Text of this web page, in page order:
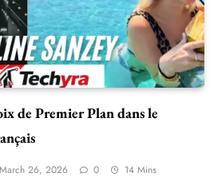
de Premier Plan dans le
March 26, 2026 0 14 Mins